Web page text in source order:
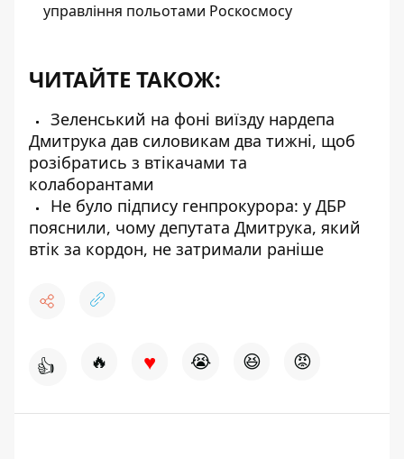
управління польотами Роскосмосу
ЧИТАЙТЕ ТАКОЖ:
Зеленський на фоні виїзду нардепа
Дмитрука дав силовикам два тижні, щоб
розібратись з втікачами та
колаборантами
Не було підпису генпрокурора: у ДБР
пояснили, чому депутата Дмитрука, який
втік за кордон, не затримали раніше
👍 🔥 ♥ 😭 😆 😡